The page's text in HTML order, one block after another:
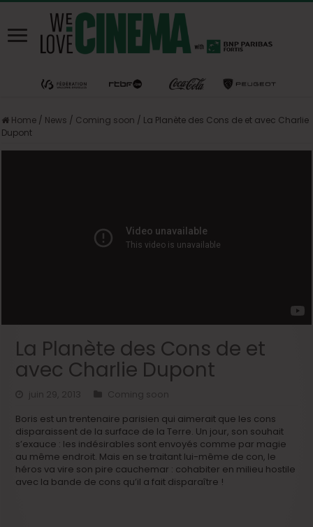
Home / News / Coming soon / La Planète des Cons de et avec Charlie
Dupont
La Planète des Cons de et
avec Charlie Dupont
juin 29, 2013
Coming soon
Boris est un trentenaire parisien qui aimerait que les cons
disparaissent de la surface de la Terre. Un jour, son souhait
s’exauce : les indésirables sont envoyés comme par magie
au même endroit. Mais en se traitant lui-même de con, le
héros va vire son pire cauchemar : cohabiter en milieu hostile
avec la bande de cons qu’il a fait disparaître !